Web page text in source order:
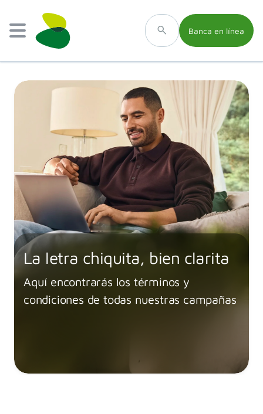
Banca en línea
La letra chiquita, bien clarita
Aquí encontrarás los términos y
condiciones de todas nuestras campañas